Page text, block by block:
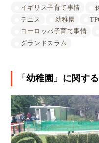
イギリス子育て事情
テニス
幼稚園
ヨーロッパ子育て事情
グランドスラム
「幼稚園」に関す